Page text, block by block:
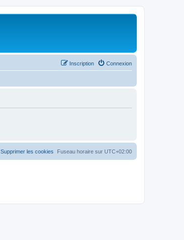
Connexion
Inscription
Fuseau horaire sur UTC+02:00
Supprimer les cookies